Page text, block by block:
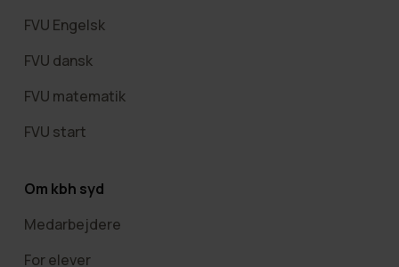
FVU Engelsk
FVU dansk
FVU matematik
FVU start
Om kbh syd
Medarbejdere
For elever